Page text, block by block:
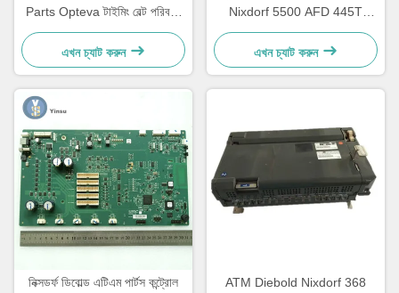
Parts Opteva টাইমিং বেল্ট পরিবহন
বেল্ট 67T
এখন চ্যাট করুন
Nixdorf 5500 AFD 445T
পরিবহন বেল্ট 2900837500AH
এখন চ্যাট করুন
নিক্সডর্ফ ডিবোল্ড এটিএম পার্টস কন্ট্রোল
ATM Diebold Nixdorf 368